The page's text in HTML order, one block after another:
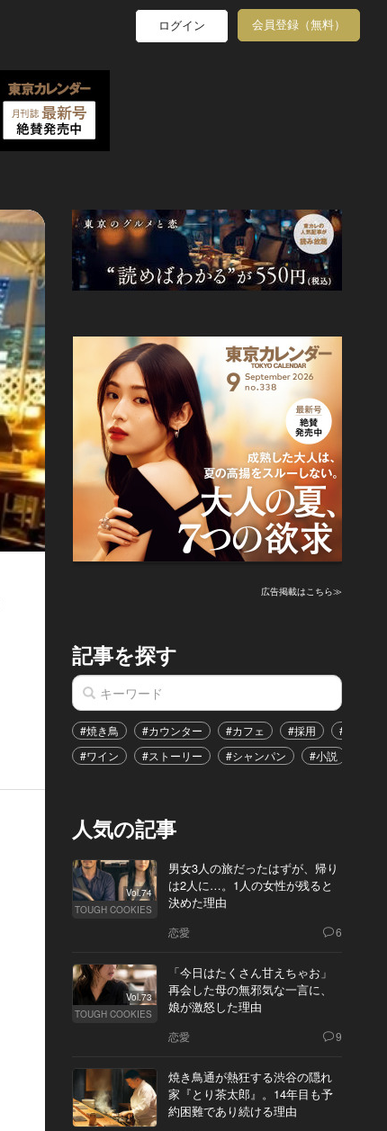
ログイン 会員登録（無料）
広告掲載はこちら≫
記事を探す
#焼き鳥 #カウンター #カフェ #採用
#恋愛
#ワイン
#ストーリー #シャンパン #小説
人気の記事
Vol.74
TOUGH COOKIES
男女3人の旅だったはずが、帰り
は2人に…。1人の女性が残ると
決めた理由
恋愛 6
Vol.73
TOUGH COOKIES
「今日はたくさん甘えちゃお」
再会した母の無邪気な一言に、
娘が激怒した理由
恋愛 9
焼き鳥通が熱狂する渋谷の隠れ
家『とり茶太郎』。14年目も予
約困難であり続ける理由